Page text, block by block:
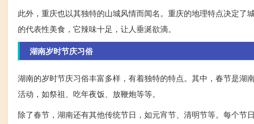
此外，重庆也以其独特的山城风情而闻名。重庆的地理特点决定
的代表性美食，它辣味十足，让人垂涎欲滴。
湖南岁时节庆习俗
湖南的岁时节庆习俗丰富多样，有着独特的特点。其中，春节是
活动，如祭祖、吃年夜饭、放鞭炮等等。
除了春节，湖南还有其他传统节日，如元宵节、清明节等。每个